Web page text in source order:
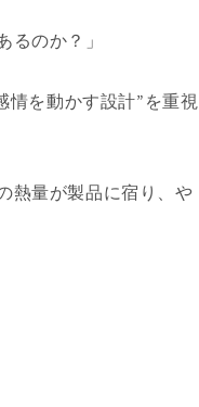
るのか？」
情を動かす設計”を重視
熱量が製品に宿り、や